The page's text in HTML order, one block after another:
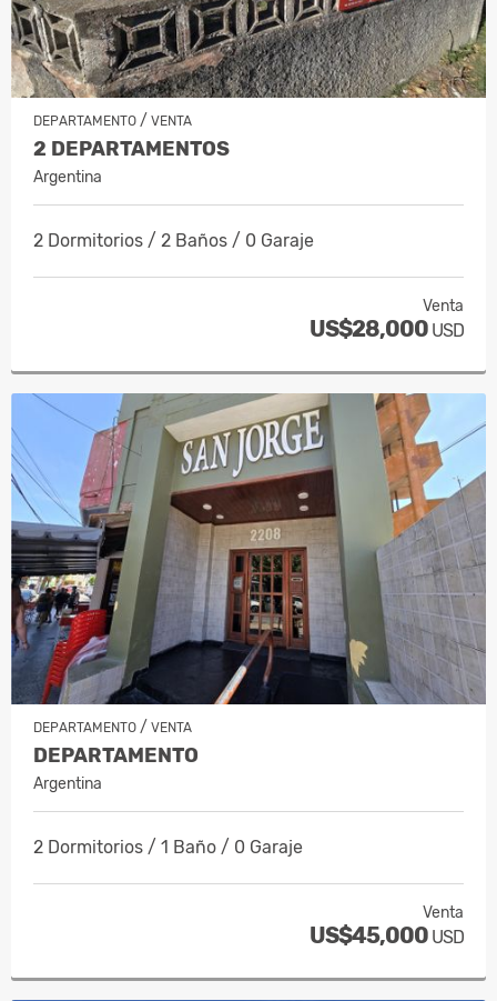
DEPARTAMENTO / VENTA
2 DEPARTAMENTOS
Argentina
2 Dormitorios / 2 Baños / 0 Garaje
Venta
US$28,000 USD
DEPARTAMENTO / VENTA
DEPARTAMENTO
Argentina
2 Dormitorios / 1 Baño / 0 Garaje
Venta
US$45,000 USD